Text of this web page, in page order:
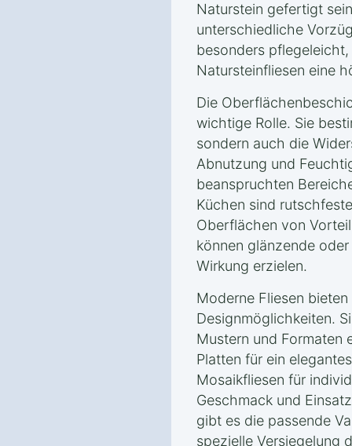
Naturstein gefertigt
unterschiedliche
besonders
Natursteinfliesen eine
Die
wichtige Rolle. Sie
sondern auch die
Abnutzung und
beanspruchten
Küchen sind
Oberflächen von
können glänzende
Wirkung erzielen.
Moderne Fliesen
Designmöglichkeiten.
Mustern und Formaten
Platten für ein
Mosaikfliesen für
Geschmack und
gibt es die passende
spezielle Versiegelung